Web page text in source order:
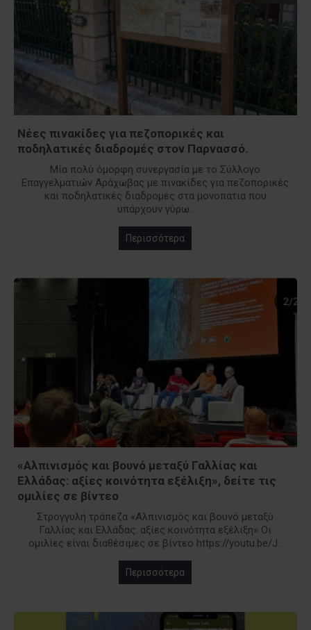
Νέες πινακίδες για πεζοπορικές και
ποδηλατικές διαδρομές στον Παρνασσό.
Μία πολύ όμορφη συνεργασία με το Σύλλογο
Επαγγελματιών Αράχωβας με πινακίδες για πεζοπορικές
και ποδηλατικές διαδρομές στα μονοπάτια που
υπάρχουν γύρω..
Περισσότερα
«Αλπινισμός και βουνό μεταξύ Γαλλίας και
Ελλάδας: αξίες κοινότητα εξέλιξη», δείτε τις
ομιλίες σε βίντεο
Στρογγυλή τράπεζα «Αλπινισμός και βουνό μεταξύ
Γαλλίας και Ελλάδας: αξίες κοινότητα εξέλιξη» Οι
ομιλίες είναι διαθέσιμες σε βίντεο https://youtu.be/J..
Περισσότερα